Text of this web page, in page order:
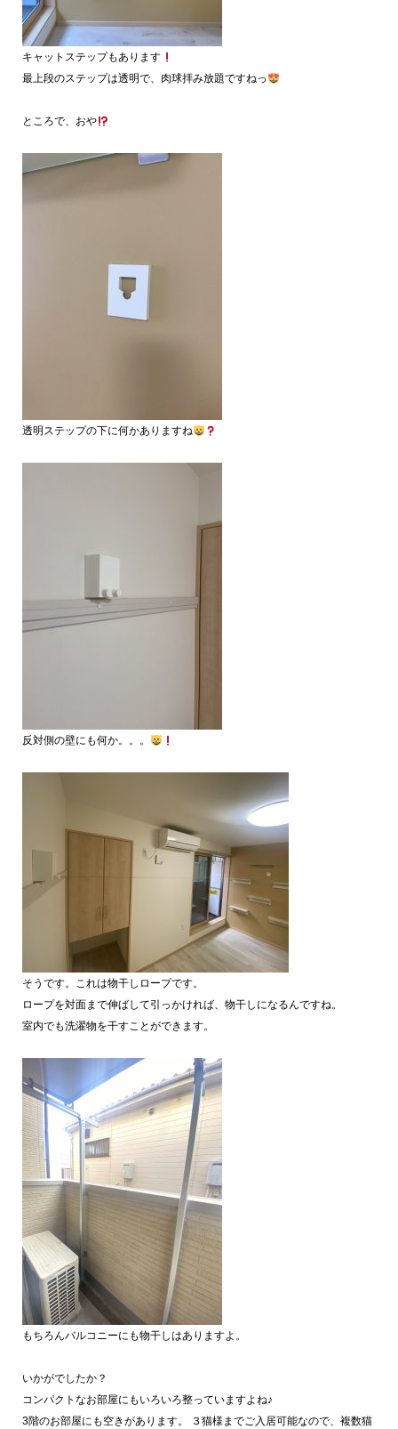
キャットステップもあります
最上段のステップは透明で、肉球拝み放題ですねっ
ところで、おや
透明ステップの下に何かありますね
反対側の壁にも何か。。。
そうです。これは物干しロープです。
ロープを対面まで伸ばして引っかければ、物干しになるんですね。
室内でも洗濯物を干すことができます。
もちろんバルコニーにも物干しはありますよ。
いかがでしたか？
コンパクトなお部屋にもいろいろ整っていますよね♪
3階のお部屋にも空きがあります。 ３猫様までご入居可能なので、複数猫